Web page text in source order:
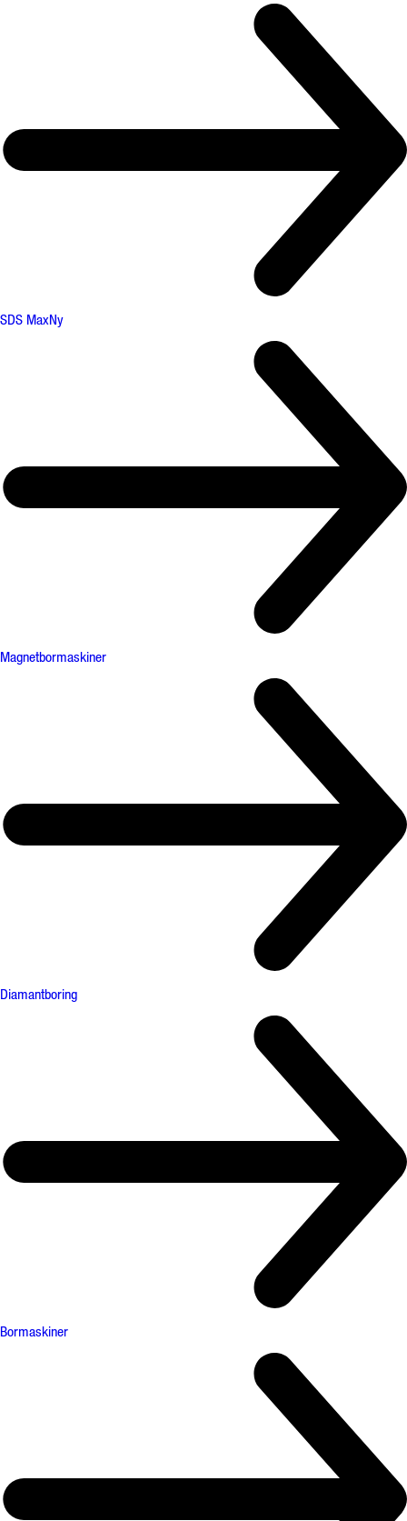
SDS MaxNy
Magnetbormaskiner
Diamantboring
Bormaskiner